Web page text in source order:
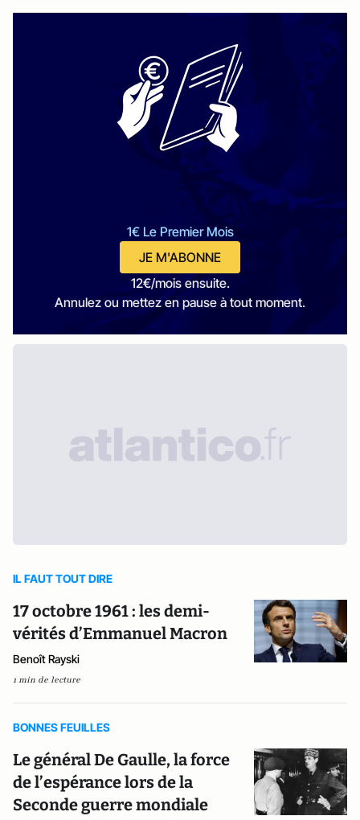
1€ Le Premier Mois
JE M'ABONNE
12€/mois ensuite.
Annulez ou mettez en pause à tout moment.
IL FAUT TOUT DIRE
17 octobre 1961 : les demi-
vérités d’Emmanuel Macron
Benoît Rayski
1 min de lecture
BONNES FEUILLES
Le général De Gaulle, la force
de l’espérance lors de la
Seconde guerre mondiale